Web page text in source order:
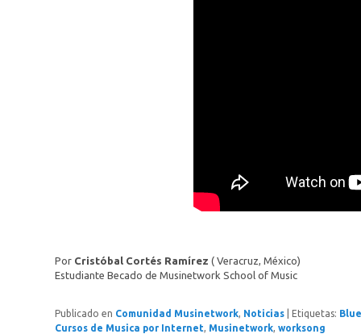
Por Cristóbal Cortés Ramírez ( Veracruz, México)
Estudiante Becado de Musinetwork School of Music
Publicado en Comunidad Musinetwork, Noticias |Etiquetas:
Cursos de Musica por Internet, Musinetwork,worksong